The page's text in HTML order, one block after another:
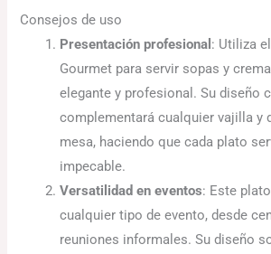
Consejos de uso
Presentación profesional : Utiliza
Gourmet para servir sopas y
elegante y profesional. Su diseño
complementará cualquier vajilla y
mesa, haciendo que cada plato
impecable.
Versatilidad en eventos: Este
cualquier tipo de evento, desde
reuniones informales. Su diseño